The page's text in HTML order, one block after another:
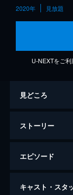
2020年 見放題
U-NEXTをご
見どころ
ストーリー
エピソード
JOINT
キャスト・スタ